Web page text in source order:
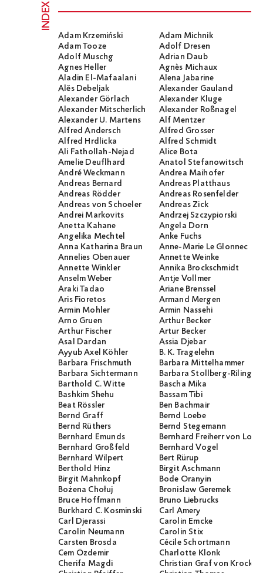
INDEX
Adam Krzemiński
Adam Michnik
Adam Tooze
Adolf Dresen
Adolf Muschg
Adrian Daub
Agnes Heller
Agnès Michaux
Aladin El-Mafaalani
Alena Jabarine
Alĕs Debeljak
Alexander Gauland
Alexander Görlach
Alexander Kluge
Alexander Mitscherlich
Alexander Roßnagel
Alexander U. Martens
Alf Mentzer
Alfred Andersch
Alfred Grosser
Alfred Hrdlicka
Alfred Schmidt
Ali Fathollah-Nejad
Alice Bota
Amelie Deuflhard
Anatol Stefanowitsch
André Weckmann
Andrea Maihofer
Andreas Bernard
Andreas Platthaus
Andreas Rödder
Andreas Rosenfelder
Andreas von Schoeler
Andreas Zick
Andrei Markovits
Andrzej Szczypiorski
Anetta Kahane
Angela Dorn
Angelika Mechtel
Anke Fuchs
Anna Katharina Braun
Anne-Marie Le Glonnec
Annelies Obenauer
Annette Weinke
Annette Winkler
Annika Brockschmidt
Anselm Weber
Antje Vollmer
Araki Tadao
Ariane Brenssel
Aris Fioretos
Armand Mergen
Armin Mohler
Armin Nassehi
Arno Gruen
Arthur Becker
Arthur Fischer
Artur Becker
Asal Dardan
Assia Djebar
Ayyub Axel Köhler
B. K. Tragelehn
Barbara Frischmuth
Barbara Mittelhammer
Barbara Sichtermann
Barbara Stollberg-Rilinger
Barthold C. Witte
Bascha Mika
Bashkim Shehu
Bassam Tibi
Beat Rössler
Ben Bachmair
Bernd Graff
Bernd Loebe
Bernd Rüthers
Bernd Stegemann
Bernhard Emunds
Bernhard Freiherr von
Bernhard Großfeld
Bernhard Vogel
Bernhard Wilpert
Bert Rürup
Berthold Hinz
Birgit Aschmann
Birgit Mahnkopf
Bode Oranyin
Bożena Chołuj
Bronislaw Geremek
Bruce Hoffmann
Bruno Liebrucks
Burkhard C. Kosminski
Carl Amery
Carl Djerassi
Carolin Emcke
Carolin Neumann
Carolin Stix
Carsten Brosda
Cécile Schortmann
Cem Özdemir
Charlotte Klonk
Cherifa Magdi
Christian Graf von